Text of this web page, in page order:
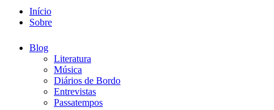
Início
Sobre
Blog
Literatura
Música
Diários de Bordo
Entrevistas
Passatempos